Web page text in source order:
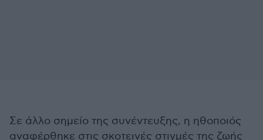
Σε άλλο σημείο της συνέντευξης, η ηθοποιός
αναφέρθηκε στις σκοτεινές στιγμές της ζωής